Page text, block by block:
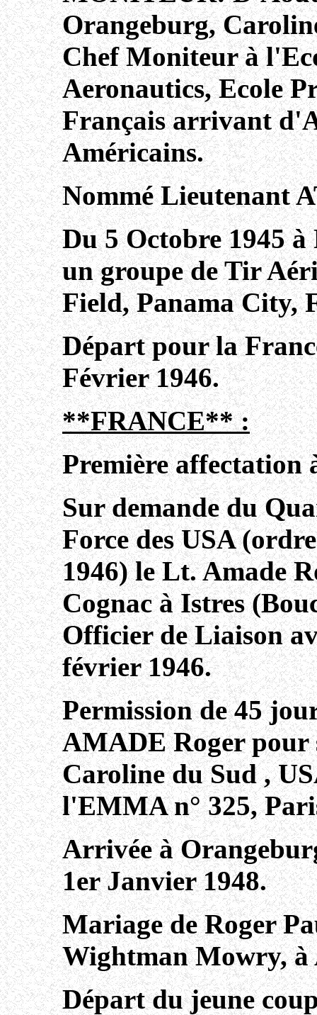
Orangeburg,
Chef Moniteur à
Aeronautics, Ecole
Français arrivant
Américains.
Nommé Lieutenant
Du 5 Octobre 1945
un groupe de Tir
Field, Panama City,
Départ pour la
Février 1946.
**FRANCE** :
Première affectation
Sur demande du
Force des USA
1946) le Lt. Amade
Cognac à Istres
Officier de Liaison
février 1946.
Permission de 45
AMADE Roger pour
Caroline du Sud ,
l'EMMA n° 325,
Arrivée à
1er Janvier 1948.
Mariage de Roger
Wightman Mowry, à
Départ du jeune